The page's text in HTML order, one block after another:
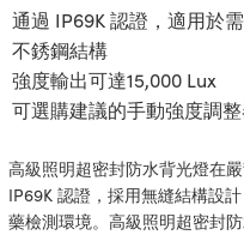
通過 IP69K 認證，適用於
不銹鋼結構
強度輸出可達15,000 Lux
可選購建議的手動強度調
高級照明超密封防水背光燈在
IP69K 認證，採用無縫結構設
藥檢測環境。高級照明超密封